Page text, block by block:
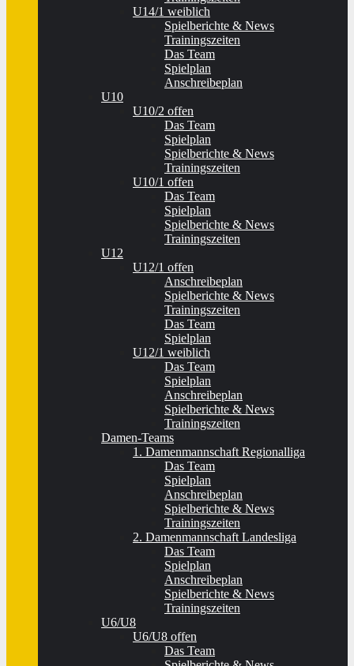
U14/1 weiblich
Spielberichte & News
Trainingszeiten
Das Team
Spielplan
Anschreibeplan
U10
U10/2 offen
Das Team
Spielplan
Spielberichte & News
Trainingszeiten
U10/1 offen
Das Team
Spielplan
Spielberichte & News
Trainingszeiten
U12
U12/1 offen
Anschreibeplan
Spielberichte & News
Trainingszeiten
Das Team
Spielplan
U12/1 weiblich
Das Team
Spielplan
Anschreibeplan
Spielberichte & News
Trainingszeiten
Damen-Teams
1. Damenmannschaft Regionalliga
Das Team
Spielplan
Anschreibeplan
Spielberichte & News
Trainingszeiten
2. Damenmannschaft Landesliga
Das Team
Spielplan
Anschreibeplan
Spielberichte & News
Trainingszeiten
U6/U8
U6/U8 offen
Das Team